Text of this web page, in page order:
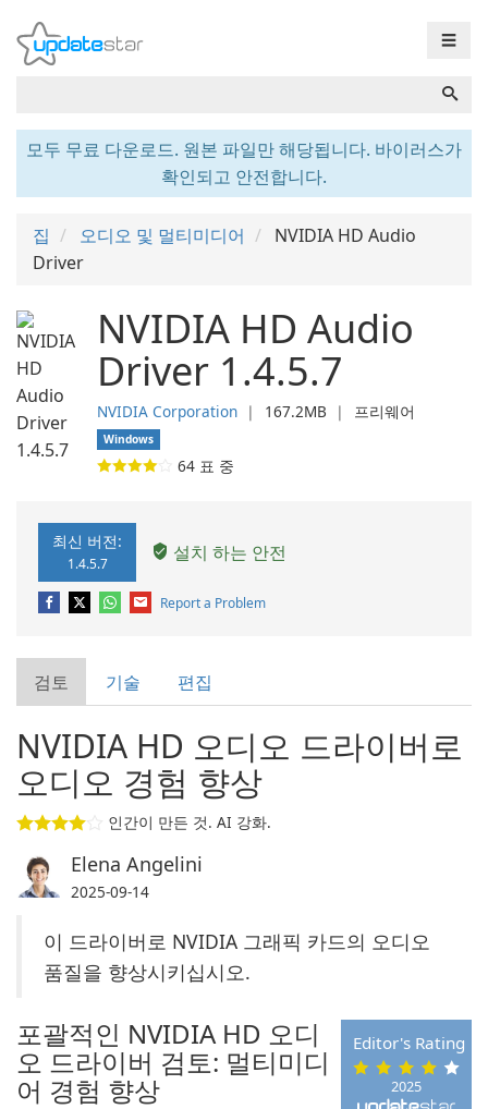
☰
모두 무료 다운로드. 원본 파일만 해당됩니다. 바이러스가
확인되고 안전합니다.
집 오디오 및 멀티미디어
NVIDIA HD Audio
Driver
NVIDIA HD Audio
Driver 1.4.5.7
NVIDIA Corporation ❘ 167.2MB ❘ 프리웨어
Windows
64 표 중
최신 버전:
1.4.5.7 설치 하는 안전
Report a Problem
검토 기술 편집
NVIDIA HD 오디오 드라이버로
오디오 경험 향상
인간이 만든 것. AI 강화.
Elena Angelini
2025-09-14
이 드라이버로 NVIDIA 그래픽 카드의 오디오
품질을 향상시키십시오.
2025
Editor's Rating
포괄적인 NVIDIA HD 오디
오 드라이버 검토: 멀티미디
어 경험 향상